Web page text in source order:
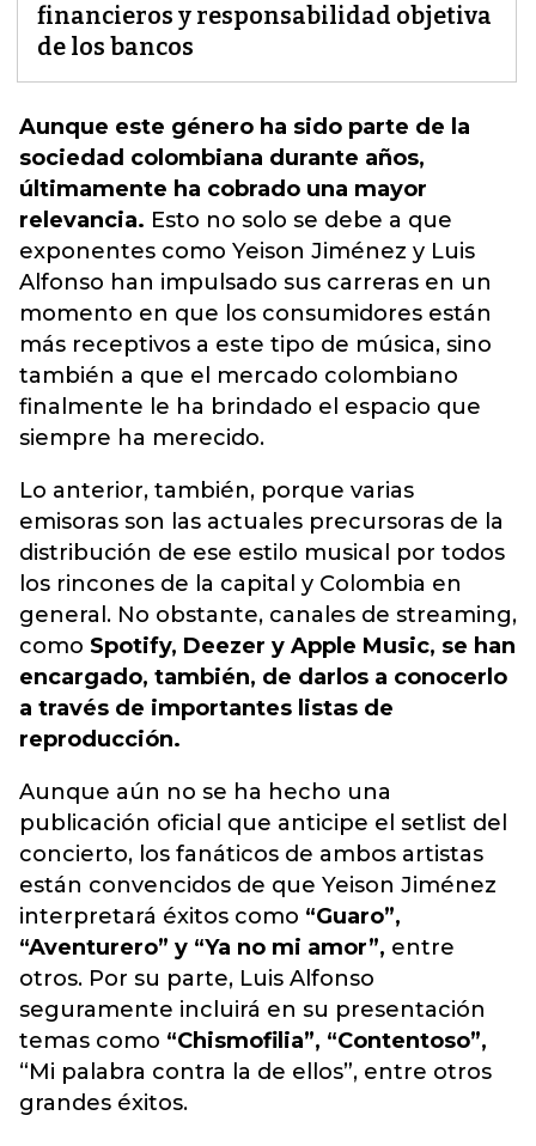
financieros y responsabilidad objetiva
de los bancos
Aunque este género ha sido parte de la
sociedad colombiana durante años,
últimamente ha cobrado una mayor
relevancia. Esto no solo se debe a que
exponentes como Yeison Jiménez y Luis
Alfonso han impulsado sus carreras en un
momento en que los consumidores están
más receptivos a este tipo de música, sino
también a que el mercado colombiano
finalmente le ha brindado el espacio que
siempre ha merecido.
Lo anterior, también, porque varias
emisoras son las actuales precursoras de la
distribución de ese estilo musical por todos
los rincones de la capital y Colombia en
general. No obstante, canales de streaming,
como Spotify, Deezer y Apple Music, se han
encargado, también, de darlos a conocerlo
a través de importantes listas de
reproducción.
Aunque aún no se ha hecho una
publicación oficial que anticipe el setlist del
concierto, los fanáticos de ambos artistas
están convencidos de que Yeison Jiménez
interpretará éxitos como “Guaro”,
“Aventurero” y “Ya no mi amor”, entre
otros. Por su parte, Luis Alfonso
seguramente incluirá en su presentación
temas como “Chismofilia”, “Contentoso”,
“Mi palabra contra la de ellos”, entre otros
grandes éxitos.